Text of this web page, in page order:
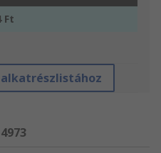
Ft
alkatrészlistához